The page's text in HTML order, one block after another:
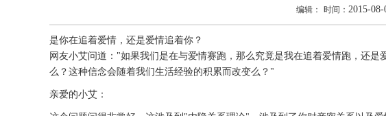
编辑： 时间： 2015-08-
是你在追着爱情，还是爱情追着你？
网友小艾问道："如果我们是在与爱情赛跑，那么究竟是我在追着爱情跑，还
么？这种信念会随着我们生活经验的积累而改变么？"
亲爱的小艾：